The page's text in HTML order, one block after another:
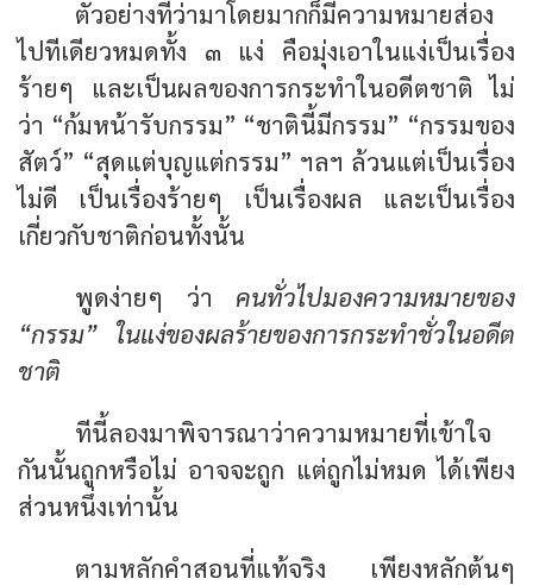
ตัวอย่างที่ว่ามาโดยมากก็มีความหมายส่อง
ไปทีเดียวหมดทั้ง ๓ แง่ คือมุ่งเอาในแง่เป็นเรื่อง
ร้ายๆ และเป็นผลของการกระทำในอดีตชาติ ไม่
ว่า “ก้มหน้ารับกรรม” “ชาตินี้มีกรรม” “กรรมของ
สัตว์” “สุดแต่บุญแต่กรรม” ฯลฯ ล้วนแต่เป็นเรื่อง
ไม่ดี เป็นเรื่องร้ายๆ เป็นเรื่องผล และเป็นเรื่อง
เกี่ยวกับชาติก่อนทั้งนั้น
พูดง่ายๆ ว่า คนทั่วไปมองความหมายของ
“กรรม” ในแง่ของผลร้ายของการกระทำชั่วในอดีต
ชาติ
ทีนี้ลองมาพิจารณาว่าความหมายที่เข้าใจ
กันนั้นถูกหรือไม่ อาจจะถูก แต่ถูกไม่หมด ได้เพียง
ส่วนหนึ่งเท่านั้น
ตามหลักคำสอนที่แท้จริง เพียงหลักต้นๆ